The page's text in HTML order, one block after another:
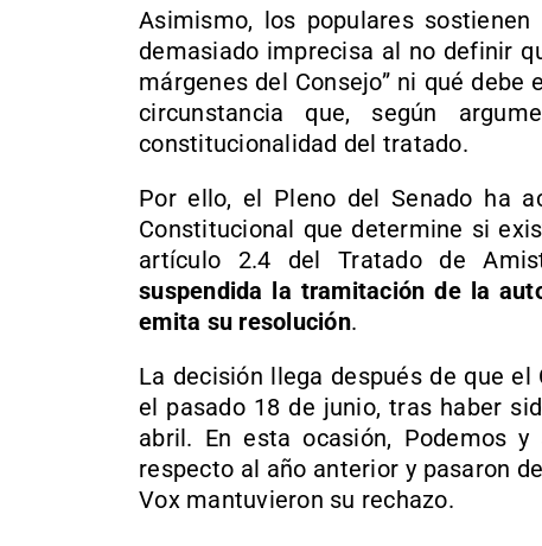
Asimismo, los populares
demasiado imprecisa al no definir
márgenes del Consejo” ni qué debe
circunstancia que, según
constitucionalidad del tratado.
Por ello, el Pleno del Senado ha
Constitucional que determine si
artículo 2.4 del Tratado de
suspendida la tramitación de la
emita su resolución.
La decisión llega después de que
el pasado 18 de junio, tras haber
abril. En esta ocasión, Podemos
respecto al año anterior y pasaron
Vox mantuvieron su rechazo.